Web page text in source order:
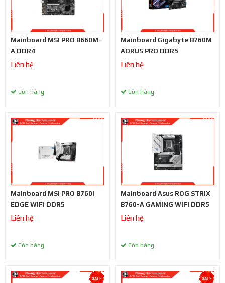
Mainboard MSI PRO B660M-
A DDR4
Liên hệ
Còn hàng
Mainboard Gigabyte B760M
AORUS PRO DDR5
Liên hệ
Còn hàng
Mainboard MSI PRO B760I
EDGE WIFI DDR5
Liên hệ
Còn hàng
Mainboard Asus ROG STRIX
B760-A GAMING WIFI DDR5
Liên hệ
Còn hàng